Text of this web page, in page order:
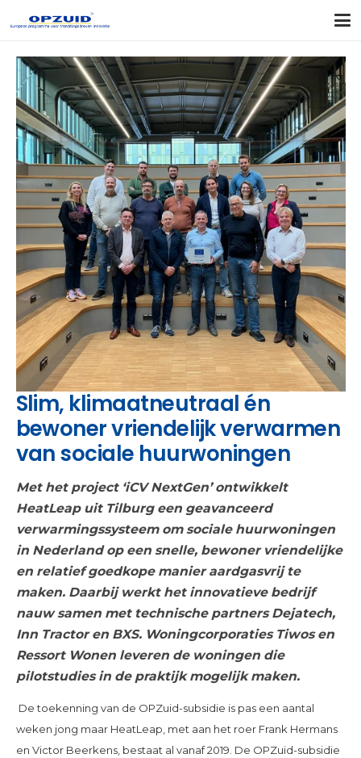
Slim, klimaatneutraal én
bewoner vriendelijk verwarmen
van sociale huurwoningen
Met het project ‘iCV NextGen’ ontwikkelt
HeatLeap uit Tilburg een geavanceerd
verwarmingssysteem om sociale huurwoningen
in Nederland op een snelle, bewoner vriendelijke
en relatief goedkope manier aardgasvrij te
maken. Daarbij werkt het innovatieve bedrijf
nauw samen met technische partners Dejatech,
Inn Tractor en BXS. Woningcorporaties Tiwos en
Ressort Wonen leveren de woningen die
pilotstudies in de praktijk mogelijk maken.
De toekenning van de OPZuid-subsidie is pas een aantal
weken jong maar HeatLeap, met aan het roer Frank Hermans
en Victor Beerkens, bestaat al vanaf 2019. De OPZuid-subsidie